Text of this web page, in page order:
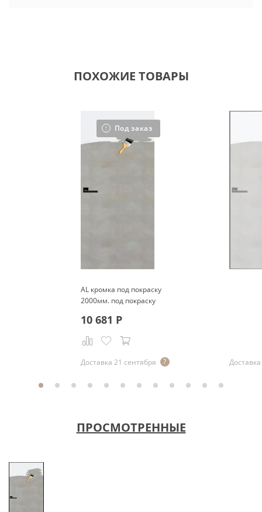
ПОХОЖИЕ ТОВАРЫ
Под заказ
AL кромка под покраску
2000мм. под покраску
10 681 Р
Доставка 21 сентября Доставка
ПРОСМОТРЕННЫЕ